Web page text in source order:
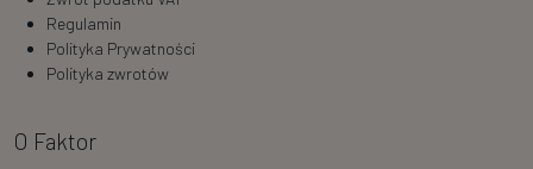
Regulamin
Polityka Prywatności
Polityka zwrotów
O Faktor